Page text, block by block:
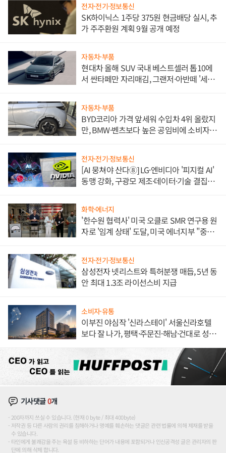
전자·전기·정보통신
SK하이닉스 1주당 375원 현금배당 실시, 추
가 주주환원 계획 9월 공개 예정
자동차·부품
현대차 올해 SUV 국내 베스트셀러 톱10에
서 싼타페만 자리매김, 그랜저·아반떼 '세단
자동차·부품
BYD코리아 가격 앞세워 수입차 4위 올랐지
만, BMW·벤츠보다 높은 공임비에 소비자
전자·전기·정보통신
[AI 뭉쳐야 산다⑧] LG·엔비디아 '피지컬 AI'
동맹 강화, 구광모 제조·데이터·기술 결집
화학·에너지
'한수원 협력사' 미국 오클로 SMR 연구용 원
자로 '임계 상태' 도달, 미국 에너지부 "중요
전자·전기·정보통신
삼성전자 넷리스트와 특허분쟁 매듭, 5년 동
안 최대 1.3조 라이선스비 지급
소비자·유통
이부진 야심작 '신라스테이' 서울신라호텔
보다 잘 나가, 평택·주문진·해남·건대로 성
기사댓글0개
200자까지 쓰실 수 있습니다. (현재 0 byte / 최대 400byte)
저작권 등 다른 사람의 권리를 침해하거나 명예를 훼손하는 댓글은 관련 법률에 의해 제재를 받을
수 있습니다.
타인에게 불쾌감을 주는 욕설 등 비하하는 단어가 내용에 포함되거나 인신공격성 글은 관리자의 판
단에 의해 삭제 합니다.